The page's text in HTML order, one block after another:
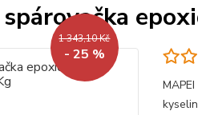
spárovačka
1 343,10 Kč
- 25 %